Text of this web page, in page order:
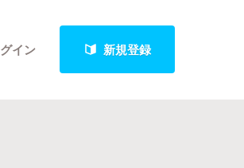
イン 新規登録